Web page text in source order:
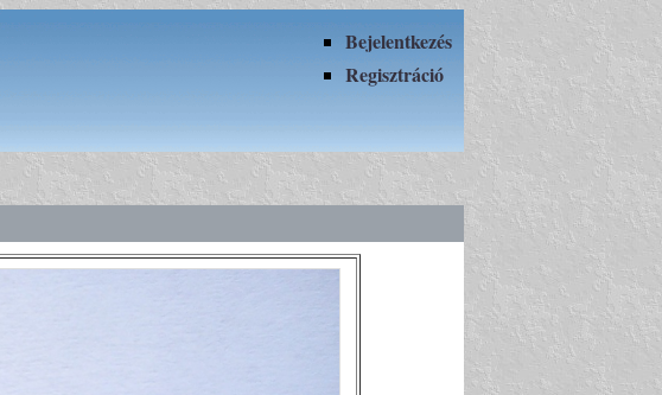
Bejelentkezés
Regisztráció